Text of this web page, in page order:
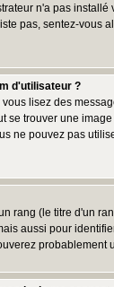
n'a pas
pas, sentez-
d'utilisateur ?
lisez des
se trouver une
ne pouvez pas
rang (le titre d'un
aussi pour